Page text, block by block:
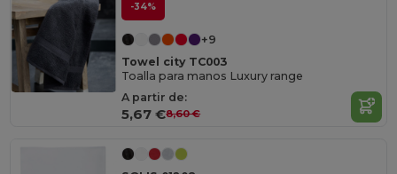
-34%
+9
Towel city TC003
Toalla para manos Luxury range
A partir de:
5,67 €8,60 €